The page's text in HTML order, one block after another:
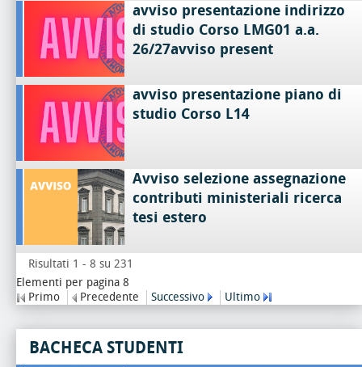
avviso presentazione indirizzo
di studio Corso LMG01 a.a.
26/27avviso present
avviso presentazione piano di
studio Corso L14
Avviso selezione assegnazione
contributi ministeriali ricerca
tesi estero
Risultati 1 - 8 su 231
Elementi per pagina 8
Primo
Precedente Successivo Ultimo
BACHECA STUDENTI